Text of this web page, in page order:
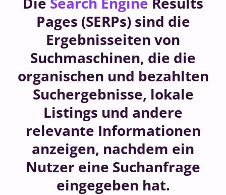
Pages (SERPs) sind die
Ergebnisseiten von
Suchmaschinen, die die
organischen und bezahlten
Suchergebnisse, lokale
Listings und andere
relevante Informationen
anzeigen, nachdem ein
Nutzer eine Suchanfrage
eingegeben hat.